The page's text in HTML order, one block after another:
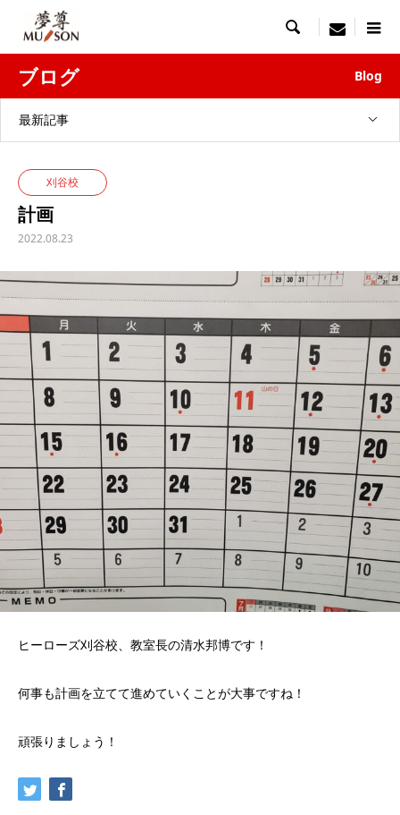
 menu
ブログ Blog
最新記事
刈谷校
計画
2022.08.23
ヒーローズ刈谷校、教室長の清水邦博です！
何事も計画を立てて進めていくことが大事ですね！
頑張りましょう！